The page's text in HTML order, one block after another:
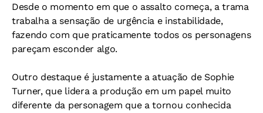
Desde o momento em que o assalto começa, a trama
trabalha a sensação de urgência e instabilidade,
fazendo com que praticamente todos os personagens
pareçam esconder algo.
Outro destaque é justamente a atuação de Sophie
Turner, que lidera a produção em um papel muito
diferente da personagem que a tornou conhecida